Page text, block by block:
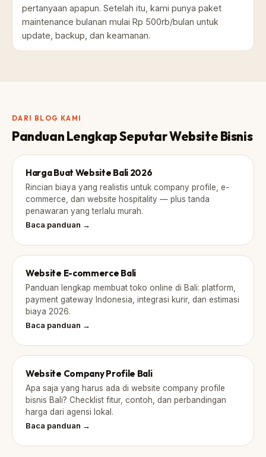
pertanyaan apapun. Setelah itu, kami punya paket
maintenance bulanan mulai Rp 500rb/bulan untuk
update, backup, dan keamanan.
DARI BLOG KAMI
Panduan Lengkap Seputar Website Bisnis
Harga Buat Website Bali 2026
Rincian biaya yang realistis untuk company profile, e-
commerce, dan website hospitality — plus tanda
penawaran yang terlalu murah.
Baca panduan →
Website E-commerce Bali
Panduan lengkap membuat toko online di Bali: platform,
payment gateway Indonesia, integrasi kurir, dan estimasi
biaya 2026.
Baca panduan →
Website Company Profile Bali
Apa saja yang harus ada di website company profile
bisnis Bali? Checklist fitur, contoh, dan perbandingan
harga dari agensi lokal.
Baca panduan →